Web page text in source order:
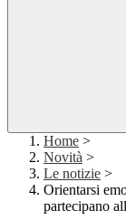
Home >
Novità >
Le notizie >
Orientarsi
partecipano